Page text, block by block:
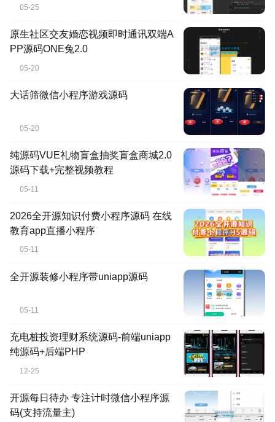
05-25
原生社区交友婚恋视频即时通讯双端A
PP源码ONE兔2.0
05-20
大话筛微信小程序游戏源码
05-20
纯源码VUE礼物盲盒抽奖盲盒商城2.0
源码下载+完整视频教程
05-11
2026全开源知识付费小程序源码 在线
教育app直播小程序
05-11
全开源装修小程序带uniapp源码
05-11
充电桩投资理财系统源码-前端uniapp
纯源码+后端PHP
12-25
开源每日待办 专注计时微信小程序源
码(支持流量主)